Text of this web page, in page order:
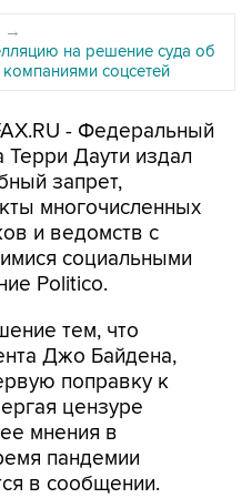
→
на решение суда об
соцсетей
- Федеральный
Терри Даути издал
запрет,
многочисленных
и ведомств с
социальными
Politico.
тем, что
Джо Байдена,
поправку к
цензуре
мнения в
пандемии
в сообщении.